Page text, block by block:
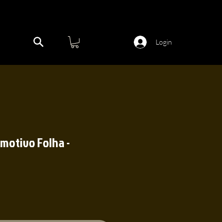
Login
Folha -